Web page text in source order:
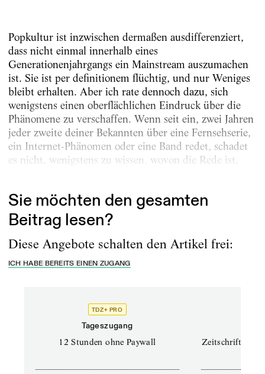
Popkultur ist inzwischen dermaßen ausdifferenziert,
dass nicht einmal innerhalb eines
Generationenjahrgangs ein Mainstream auszumachen
ist. Sie ist per definitionem flüchtig, und nur Weniges
bleibt erhalten. Aber ich rate dennoch dazu, sich
wenigstens einen oberflächlichen Eindruck über die
Phänomene zu verschaffen. Wenn seit ein, zwei Jahren
jeder zweite deiner Bekannten über eine Fernsehserie,
ein Internet-Phänomen oder eine Band redet, schadet
es nicht, wenigstens zu wissen, wovon die Rede ist,
Sie möchten den gesamten
Beitrag lesen?
Diese Angebote schalten den Artikel frei:
ICH HABE BEREITS EINEN ZUGANG
TDZ+ PRO
Tageszugang
12 Stunden ohne Paywall Zeitschriften